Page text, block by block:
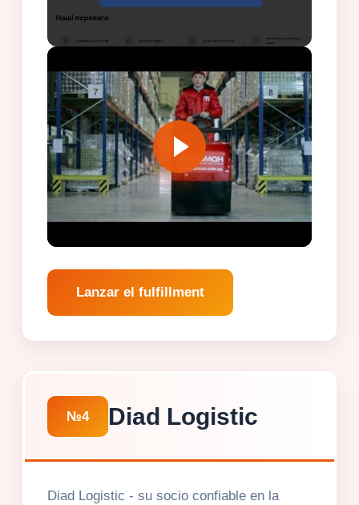
Lanzar el fulfillment
№4 Diad Logistic
Diad Logistic - su socio confiable en la